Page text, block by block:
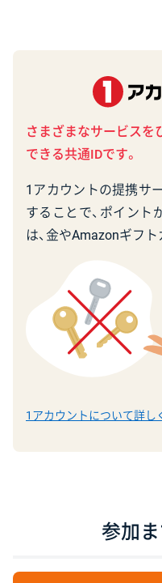
さまざまなサービスを
できる共通IDです。
1アカウントの提携サ
することで、ポイント
は、金やAmazonギフ
1アカウントについて詳し
参加